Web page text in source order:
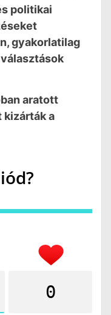
politikai
gyakorlatilag
aratott
kizárták a
0